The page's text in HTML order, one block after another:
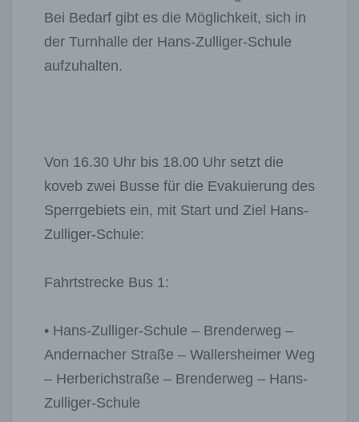
Bei Bedarf gibt es die Möglichkeit, sich in
der Turnhalle der Hans-Zulliger-Schule
aufzuhalten.
Von 16.30 Uhr bis 18.00 Uhr setzt die
koveb zwei Busse für die Evakuierung des
Sperrgebiets ein, mit Start und Ziel Hans-
Zulliger-Schule:
Fahrtstrecke Bus 1:
• Hans-Zulliger-Schule – Brenderweg –
Andernacher Straße – Wallersheimer Weg
– Herberichstraße – Brenderweg – Hans-
Zulliger-Schule